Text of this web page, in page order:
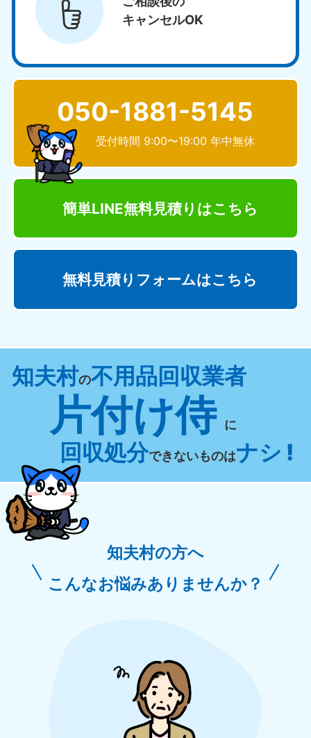
キャンセルOK
050-1881-5145
受付時間 9:00〜19:00 年中無休
簡単LINE無料見積り はこちら
無料見積りフォームはこちら
知夫村の不用品回収業者
片付け侍 に
回収処分できないものはナシ !
知夫村の方へ
こんなお悩みありませんか？